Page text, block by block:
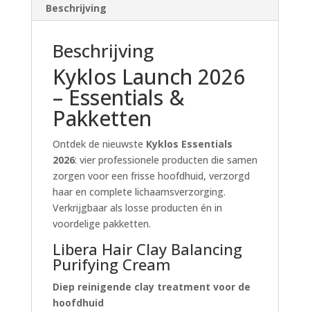
Beschrijving
Beschrijving
Kyklos Launch 2026
– Essentials &
Pakketten
Ontdek de nieuwste Kyklos Essentials
2026: vier professionele producten die samen
zorgen voor een frisse hoofdhuid, verzorgd
haar en complete lichaamsverzorging.
Verkrijgbaar als losse producten én in
voordelige pakketten.
Libera Hair Clay Balancing
Purifying Cream
Diep reinigende clay treatment voor de
hoofdhuid